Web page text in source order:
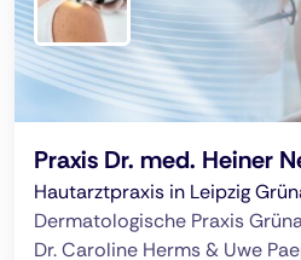
Praxis Dr. med. Heiner
Hautarztpraxis in Leipzig
Dermatologische Praxis
Dr. Caroline Herms & Uwe